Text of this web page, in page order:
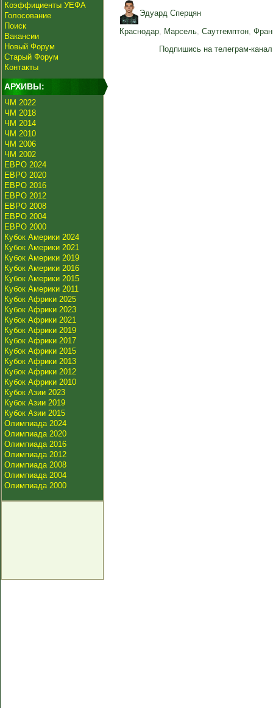
Коэффициенты УЕФА
Голосование
Поиск
Вакансии
Новый Форум
Старый Форум
Контакты
АРХИВЫ:
ЧМ 2022
ЧМ 2018
ЧМ 2014
ЧМ 2010
ЧМ 2006
ЧМ 2002
ЕВРО 2024
ЕВРО 2020
ЕВРО 2016
ЕВРО 2012
ЕВРО 2008
ЕВРО 2004
ЕВРО 2000
Кубок Америки 2024
Кубок Америки 2021
Кубок Америки 2019
Кубок Америки 2016
Кубок Америки 2015
Кубок Америки 2011
Кубок Африки 2025
Кубок Африки 2023
Кубок Африки 2021
Кубок Африки 2019
Кубок Африки 2017
Кубок Африки 2015
Кубок Африки 2013
Кубок Африки 2012
Кубок Африки 2010
Кубок Азии 2023
Кубок Азии 2019
Кубок Азии 2015
Олимпиада 2024
Олимпиада 2020
Олимпиада 2016
Олимпиада 2012
Олимпиада 2008
Олимпиада 2004
Олимпиада 2000
Эдуард Сперцян
Краснодар, Марсель, Саутгемптон,
Подпишись на телеграм-